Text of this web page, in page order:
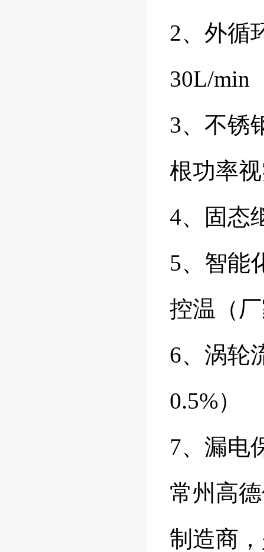
2、外循
30L/min
3、不锈
根功率
4、固态
5、智能
控温（
6、涡轮
0.5%）
7、漏电
常州高
制造商